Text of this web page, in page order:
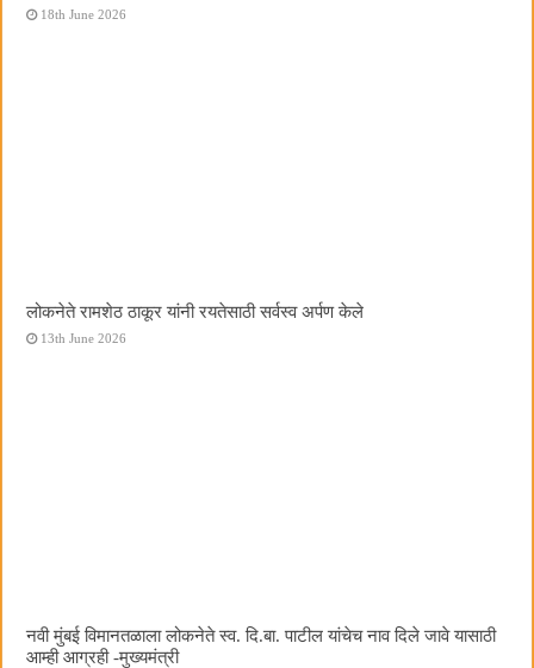
18th June 2026
लोकनेते रामशेठ ठाकूर यांनी रयतेसाठी सर्वस्व अर्पण केले
13th June 2026
नवी मुंबई विमानतळाला लोकनेते स्व. दि.बा. पाटील यांचेच नाव दिले जावे यासाठी
आम्ही आग्रही -मुख्यमंत्री